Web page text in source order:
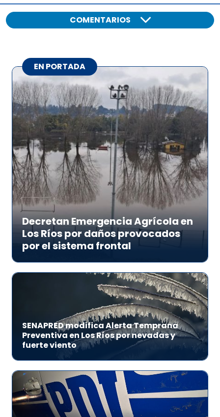
COMENTARIOS
EN PORTADA
Decretan Emergencia Agrícola en
Los Ríos por daños provocados
por el sistema frontal
SENAPRED modifica Alerta Temprana
Preventiva en Los Ríos por nevadas y
fuerte viento